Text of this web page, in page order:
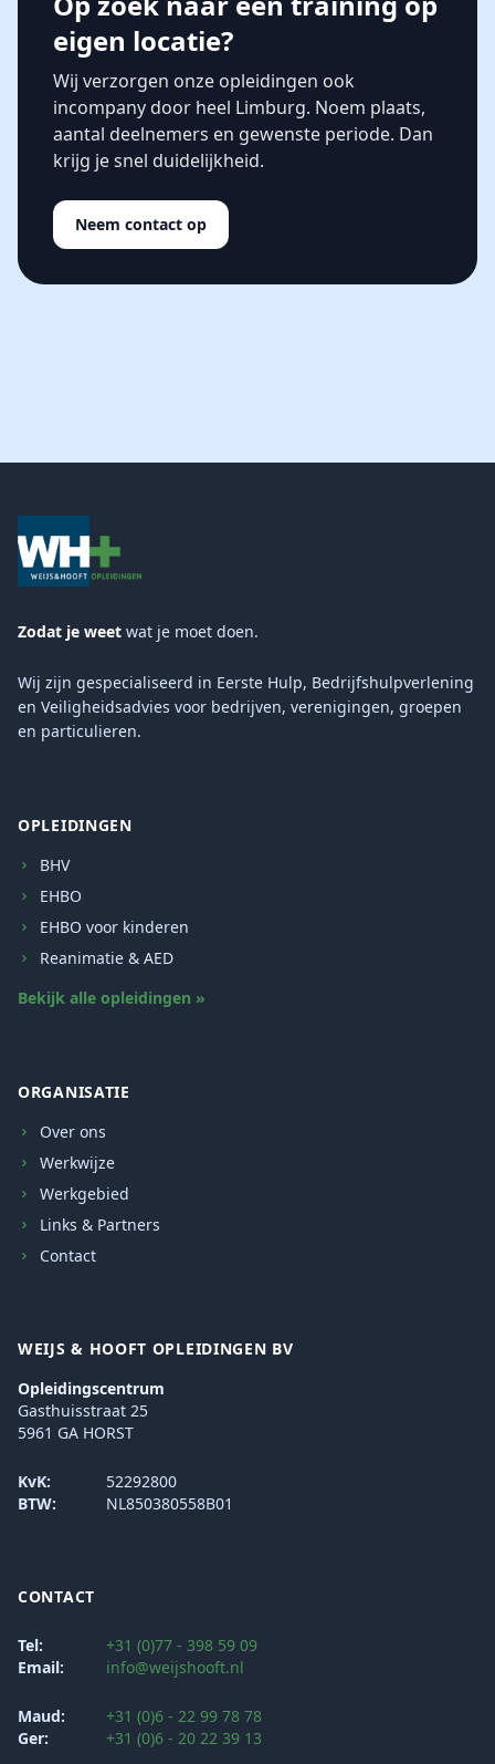
eigen locatie?
Wij verzorgen onze opleidingen ook
incompany door heel Limburg. Noem plaats,
aantal deelnemers en gewenste periode. Dan
krijg je snel duidelijkheid.
Neem contact op
Zodat je weet wat je moet doen.
Wij zijn gespecialiseerd in Eerste Hulp, Bedrijfshulpverlening
en Veiligheidsadvies voor bedrijven, verenigingen, groepen
en particulieren.
OPLEIDINGEN
BHV
EHBO
EHBO voor kinderen
Reanimatie & AED
Bekijk alle opleidingen »
ORGANISATIE
Over ons
Werkwijze
Werkgebied
Links & Partners
Contact
WEIJS & HOOFT OPLEIDINGEN BV
Opleidingscentrum
Gasthuisstraat 25
5961 GA HORST
KvK:
52292800
BTW:
NL850380558B01
CONTACT
Tel:
+31 (0)77 - 398 59 09
Email:
info@weijshooft.nl
Maud:
+31 (0)6 - 22 99 78 78
Ger:
+31 (0)6 - 20 22 39 13